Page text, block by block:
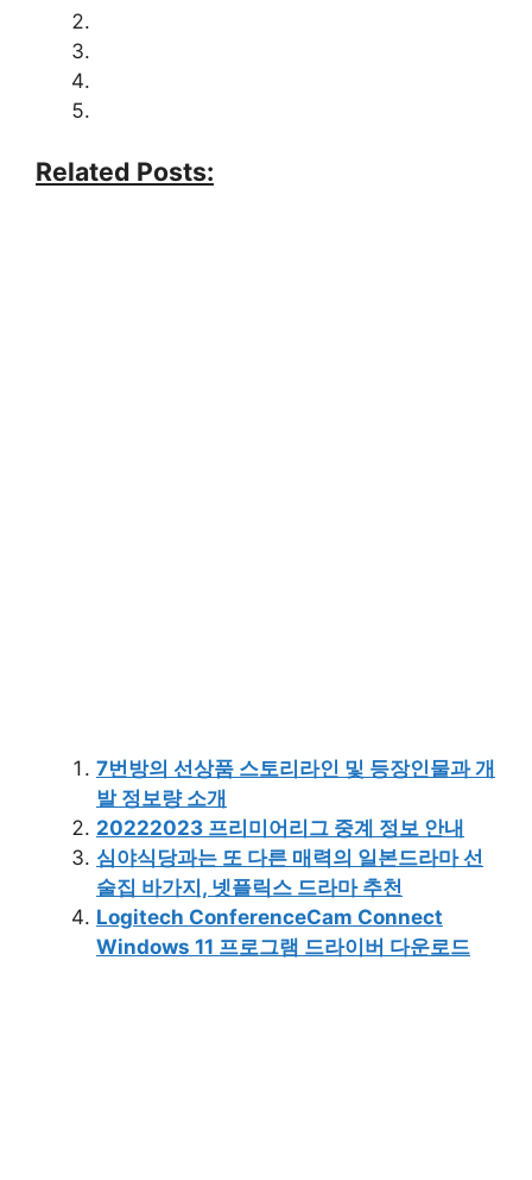
Related Posts:
7번방의 선상품 스토리라인 및 등장인물과 개
발 정보량 소개
20222023 프리미어리그 중계 정보 안내
심야식당과는 또 다른 매력의 일본드라마 선
술집 바가지, 넷플릭스 드라마 추천
Logitech ConferenceCam Connect
Windows 11 프로그램 드라이버 다운로드